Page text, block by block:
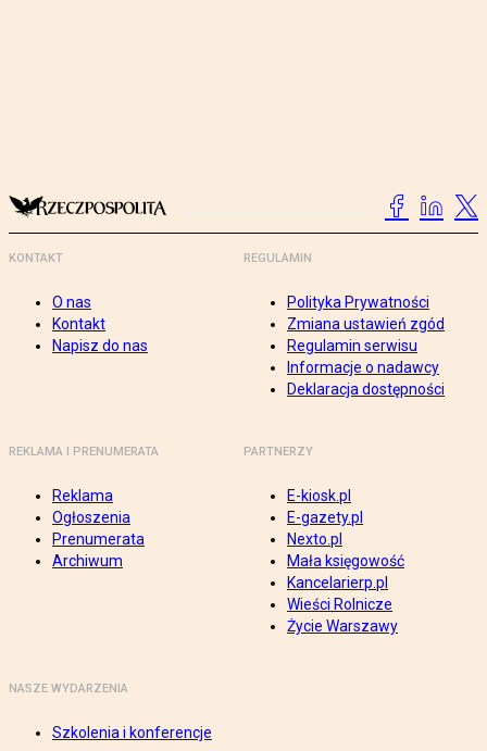
KONTAKT
O nas
Kontakt
Napisz do nas
REGULAMIN
Polityka Prywatności
Zmiana ustawień zgód
Regulamin serwisu
Informacje o nadawcy
Deklaracja dostępności
REKLAMA I PRENUMERATA
Reklama
Ogłoszenia
Prenumerata
Archiwum
PARTNERZY
E-kiosk.pl
E-gazety.pl
Nexto.pl
Mała księgowość
Kancelarierp.pl
Wieści Rolnicze
Życie Warszawy
NASZE WYDARZENIA
Szkolenia i konferencje